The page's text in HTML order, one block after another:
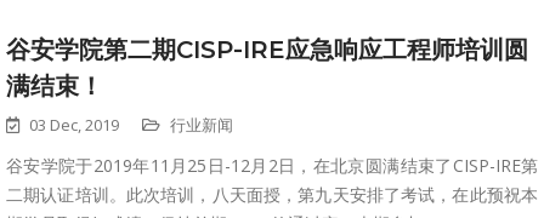
谷安学院第二期CISP-IRE应急响应工程师培训圆
满结束！
03 Dec, 2019 行业新闻
谷安学院于2019年11月25日-12月2日，在北京圆满结束了CISP-IRE第
二期认证培训。此次培训，八天面授，第九天安排了考试，在此预祝本